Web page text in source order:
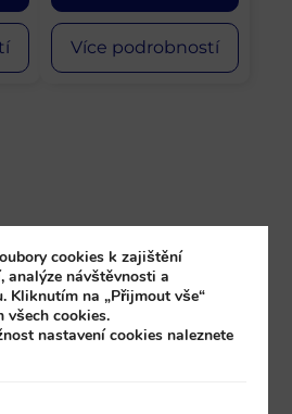
Více podrobností
cookies k zajištění
analýze návštěvnosti a
Kliknutím na „Přijmout vše“
všech cookies.
nastavení cookies naleznete